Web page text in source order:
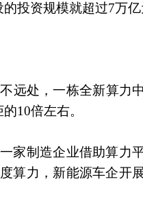
投资规模就超过7万亿
远处，一栋全新算力
10倍左右。
家制造企业借助算力
算力，新能源车企开